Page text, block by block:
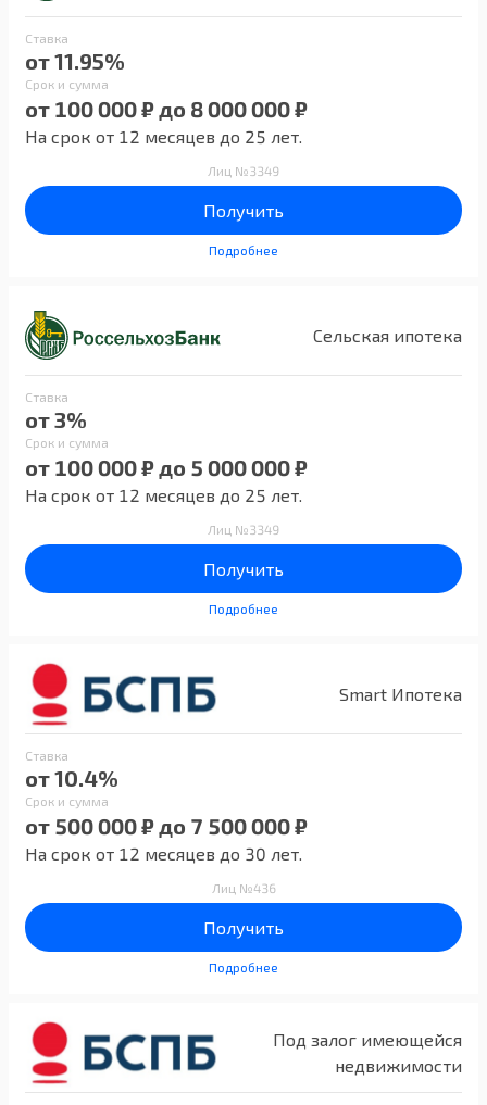
Ставка
от 11.95%
Срок и сумма
от 100 000 ₽ до 8 000 000 ₽
На срок от 12 месяцев до 25 лет.
Лиц №3349
Получить
Подробнее
Сельская ипотека
Ставка
от 3%
Срок и сумма
от 100 000 ₽ до 5 000 000 ₽
На срок от 12 месяцев до 25 лет.
Лиц №3349
Получить
Подробнее
Smart Ипотека
Ставка
от 10.4%
Срок и сумма
от 500 000 ₽ до 7 500 000 ₽
На срок от 12 месяцев до 30 лет.
Лиц №436
Получить
Подробнее
Под залог имеющейся
недвижимости